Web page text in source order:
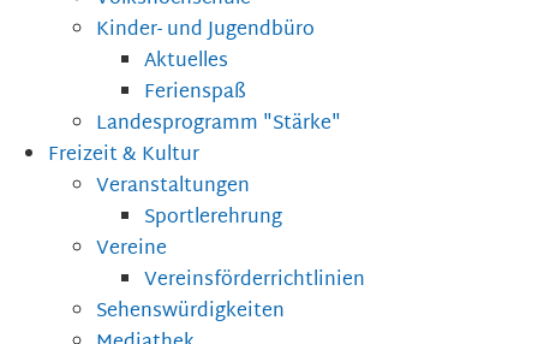
Kinder- und Jugendbüro
Aktuelles
Ferienspaß
Landesprogramm "Stärke"
Freizeit & Kultur
Veranstaltungen
Sportlerehrung
Vereine
Vereinsförderrichtlinien
Sehenswürdigkeiten